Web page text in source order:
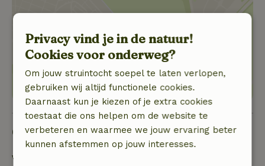
Toon locatie
Goed om te weten
Verblijfdetails
Privacy vind je in de natuur!
Cookies voor onderweg?
Om jouw struintocht soepel te laten verlopen,
gebruiken wij altijd functionele cookies.
Daarnaast kun je kiezen of je extra cookies
toestaat die ons helpen om de website te
verbeteren en waarmee we jouw ervaring beter
kunnen afstemmen op jouw interesses.